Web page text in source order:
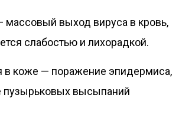
массовый выход вируса в кровь,
слабостью и лихорадкой.
в коже — поражение эпидермиса,
пузырьковых высыпаний